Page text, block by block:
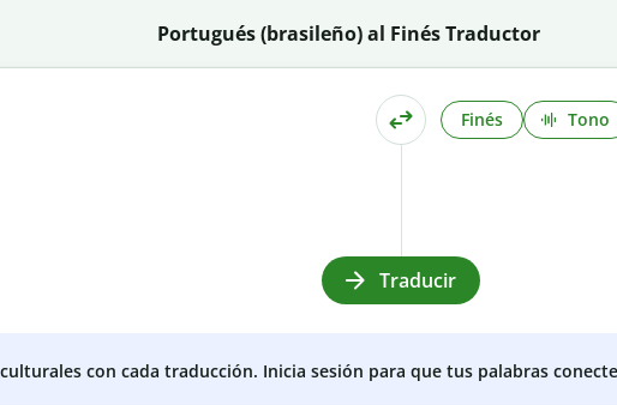
Portugués (brasileño) al Finés Traductor
Finés Tono
Traducir
con cada traducción. Inicia sesión para que tus palabras